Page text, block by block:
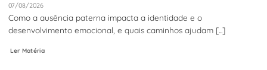
07/08/2026
Como a ausência paterna impacta a identidade e o
desenvolvimento emocional, e quais caminhos ajudam [...]
Ler Matéria